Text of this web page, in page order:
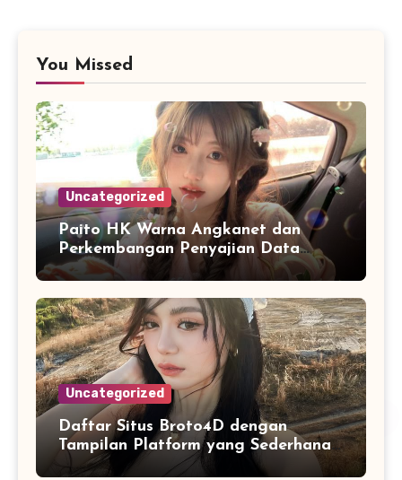
You Missed
Uncategorized
Paito HK Warna Angkanet dan
Perkembangan Penyajian Data
Digital yang Lebih Mudah Dianalisis
Uncategorized
Daftar Situs Broto4D dengan
Tampilan Platform yang Sederhana
dan Nyaman